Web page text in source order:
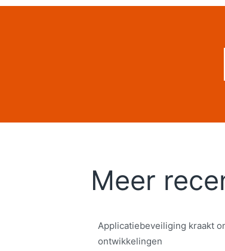
Meer
Applicatiebeveiliging kraakt
ontwikkelingen